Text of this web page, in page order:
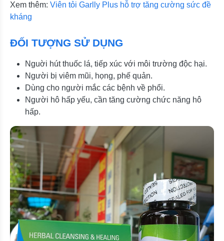
Xem thêm: Viên tỏi Garlly Plus hỗ trợ tăng cường sức đề
kháng
ĐỐI TƯỢNG SỬ DỤNG
Nguời hút thuốc lá, tiếp xúc với môi trường độc hại.
Người bị viêm mũi, họng, phế quản.
Dùng cho người mắc các bệnh về phổi.
Người hô hấp yếu, cần tăng cường chức năng hô
hấp.